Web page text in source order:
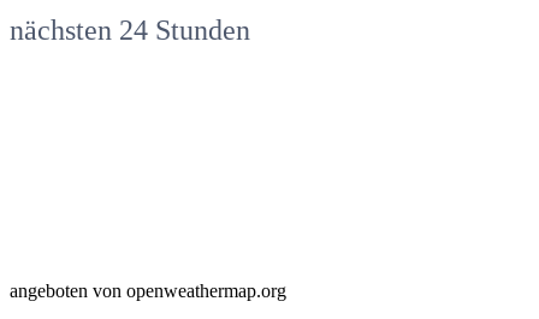
nächsten 24 Stunden
angeboten von openweathermap.org